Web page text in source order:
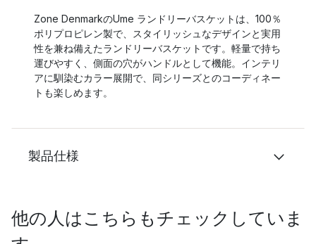
Zone DenmarkのUme ランドリーバスケットは、100％
ポリプロピレン製で、スタイリッシュなデザインと実用
性を兼ね備えたランドリーバスケットです。軽量で持ち
運びやすく、側面の穴がハンドルとして機能。インテリ
アに馴染むカラー展開で、同シリーズとのコーディネー
トも楽しめます。
製品仕様
他の人はこちらもチェックしていま